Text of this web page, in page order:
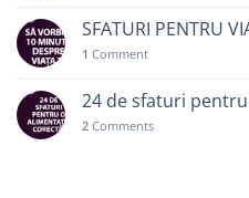
SFATURI PENTRU
1 Comment
24 de sfaturi
2 Comments